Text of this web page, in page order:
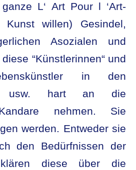
L‘ Art Pour l ‘Art-
willen) Gesindel,
Asozialen und
“Künstlerinnen“ und
in den
usw. hart an die
nehmen. Sie
werden. Entweder sie
den Bedürfnissen der
klären diese über die